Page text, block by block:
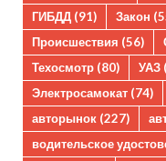
ГИБДД (91) Закон
Происшествия (56)
Техосмотр (80) УАЗ
Электросамокат (74)
авторынок (227)
водительское